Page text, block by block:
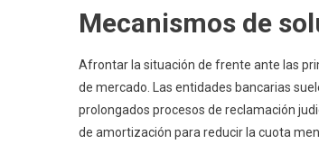
Mecanismos de
Afrontar la situación de frente ante las
de mercado. Las entidades bancarias
prolongados procesos de reclamación
de amortización para reducir la cuota